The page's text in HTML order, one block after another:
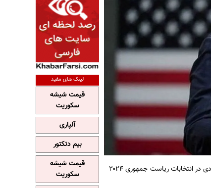
جو بایدن رئیس جمهوری آمریکا گفت که وی تصمیم خود را برای نامزدی در انتخابات ریاست جمهوری ۲۰۲۴
لینک های مفید
قیمت شیشه
سکوریت
آلپاری
بیم دتکتور
قیمت شیشه
سکوریت